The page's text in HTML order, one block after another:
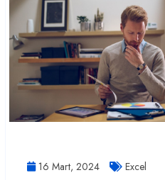
16 Mart, 2024 Excel